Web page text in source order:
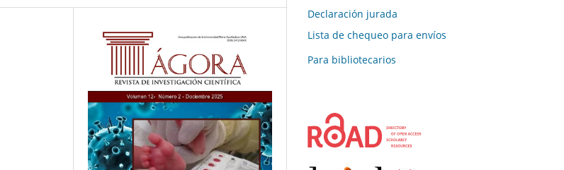
Declaración jurada
Lista de chequeo para envíos
Para bibliotecarios